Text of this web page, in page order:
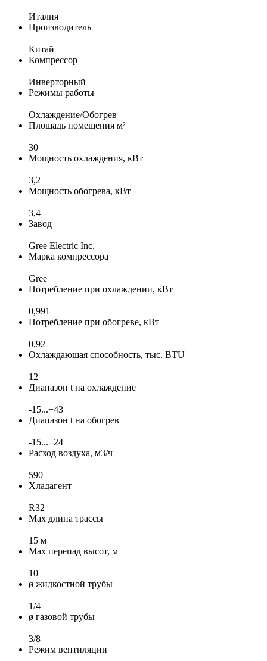
Италия
Производитель
Китай
Компрессор
Инверторный
Режимы работы
Охлаждение/Обогрев
Площадь помещения м²
30
Мощность охлаждения, кВт
3,2
Мощность обогрева, кВт
3,4
Завод
Gree Electric Inc.
Марка компрессора
Gree
Потребление при охлаждении, кВт
0,991
Потребление при обогреве, кВт
0,92
Охлаждающая способность, тыс. BTU
12
Диапазон t на охлаждение
-15...+43
Диапазон t на обогрев
-15...+24
Расход воздуха, м3/ч
590
Хладагент
R32
Max длина трассы
15 м
Max перепад высот, м
10
ø жидкостной трубы
1/4
ø газовой трубы
3/8
Режим вентиляции